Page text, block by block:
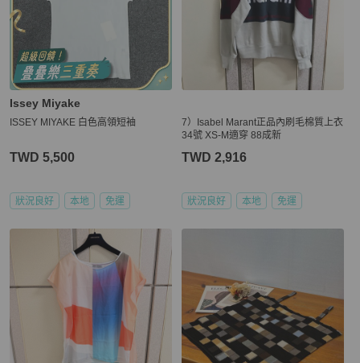
Issey Miyake
ISSEY MIYAKE 白色高領短袖
TWD 5,500
狀況良好 本地 免運
7）Isabel Marant正品內刷毛棉質上衣
34號 XS-M適穿 88成新
TWD 2,916
狀況良好 本地 免運